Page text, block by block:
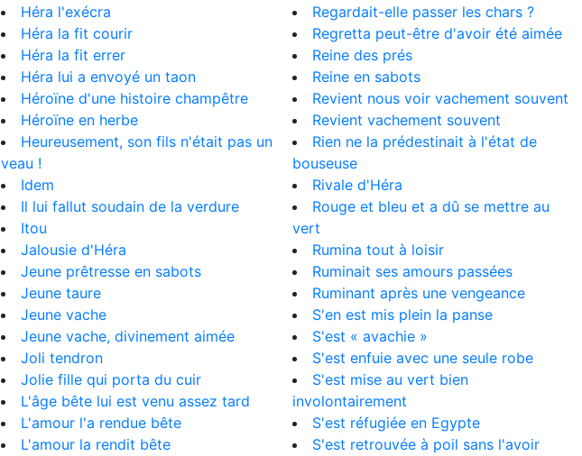
Héra l'exécra
Héra la fit courir
Héra la fit errer
Héra lui a envoyé un taon
Héroïne d'une histoire champêtre
Héroïne en herbe
Heureusement, son fils n'était pas un
veau !
Idem
Il lui fallut soudain de la verdure
Itou
Jalousie d'Héra
Jeune prêtresse en sabots
Jeune taure
Jeune vache
Jeune vache, divinement aimée
Joli tendron
Jolie fille qui porta du cuir
L'âge bête lui est venu assez tard
L'amour l'a rendue bête
L'amour la rendit bête
Regardait-elle passer les chars ?
Regretta peut-être d'avoir été aimée
Reine des prés
Reine en sabots
Revient nous voir vachement souvent
Revient vachement souvent
Rien ne la prédestinait à l'état de
bouseuse
Rivale d'Héra
Rouge et bleu et a dû se mettre au
vert
Rumina tout à loisir
Ruminait ses amours passées
Ruminant après une vengeance
S'en est mis plein la panse
S'est « avachie »
S'est enfuie avec une seule robe
S'est mise au vert bien
involontairement
S'est réfugiée en Egypte
S'est retrouvée à poil sans l'avoir